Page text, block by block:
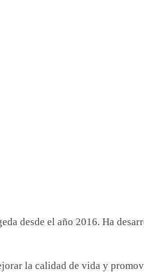
desde el año 2016. Ha
la calidad de vida y